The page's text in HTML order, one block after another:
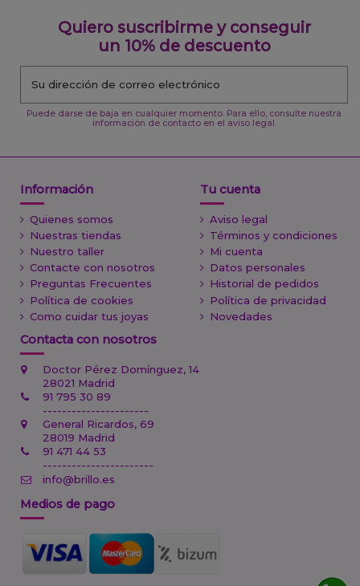
Quiero suscribirme y conseguir
un 10% de descuento
Puede darse de baja en cualquier momento. Para ello, consulte nuestra
información de contacto en el aviso legal.
Información
Quienes somos
Nuestras tiendas
Nuestro taller
Contacte con nosotros
Preguntas Frecuentes
Política de cookies
Como cuidar tus joyas
Tu cuenta
Aviso legal
Términos y condiciones
Mi cuenta
Datos personales
Historial de pedidos
Política de privacidad
Novedades
Contacta con nosotros
Doctor Pérez Domínguez, 14
28021 Madrid
91 795 30 89
----------------------
General Ricardos, 69
28019 Madrid
91 471 44 53
-----------------------
info@brillo.es
Medios de pago